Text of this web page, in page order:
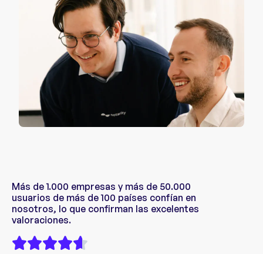
Más de 1.000 empresas y más de 50.000
usuarios de más de 100 países confían en
nosotros, lo que confirman las excelentes
valoraciones.